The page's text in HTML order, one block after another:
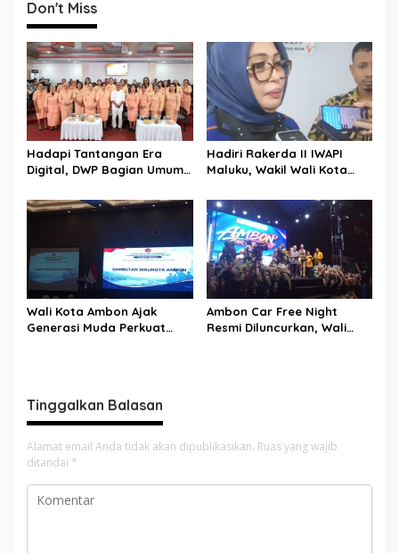
g
a
s
i
p
o
s
Don't Miss
Hadapi Tantangan Era
Digital, DWP Bagian Umum
Edukasi Parenting Perkuat
Hadiri Rakerda II IWAPI
Maluku, Wakil Wali Kota
Perkuat UMKM dan
Pengusaha Perempuan
Wali Kota Ambon Ajak
Generasi Muda Perkuat
Ambon Car Free Night
Resmi Diluncurkan, Wali
Tinggalkan Balasan
Alamat email Anda tidak akan dipublikasikan. Ruas yang wajib
ditandai *